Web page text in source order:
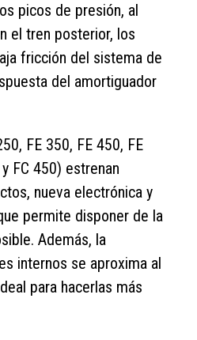
picos de presión, al
el tren posterior, los
fricción del sistema de
del amortiguador
FE 350, FE 450, FE
FC 450) estrenan
nueva electrónica y
permite disponer de la
Además, la
internos se aproxima al
para hacerlas más